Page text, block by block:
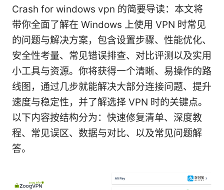
Crash for windows vpn 的简要导读：本文将
带你全面了解在 Windows 上使用 VPN 时常见
的问题与解决方案，包含设置步骤、性能优化、
安全性考量、常见错误排查、对比评测以及实用
小工具与资源。你将获得一个清晰、易操作的路
线图，通过几步就能解决大部分连接问题、提升
速度与稳定性，并了解选择 VPN 时的关键点。
以下内容按结构分为：快速修复清单、深度教
程、常见误区、数据与对比、以及常见问题解
答。